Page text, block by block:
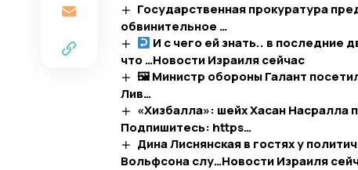
Государственная прокуратура
обвинительное …
И с чего ей знать.. в последние
что …​Новости Израиля сейчас
🖼 Министр обороны Галант
Лив…
«Хизбалла»: шейх Хасан Насралла
Подпишитесь: https…
Дина Лиснянская в гостях у
Вольфсона слу…​Новости Израиля